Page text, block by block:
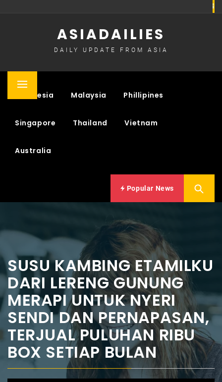
ASIADAILIES
DAILY UPDATE FROM ASIA
Primary
Indonesia Malaysia Phillipines
Singapore Thailand Vietnam
Australia
Popular News
SUSU KAMBING ETAMILKU
DARI LERENG GUNUNG
MERAPI UNTUK NYERI
SENDI DAN PERNAPASAN,
TERJUAL PULUHAN RIBU
BOX SETIAP BULAN